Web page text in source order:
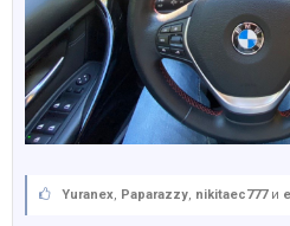
Yuranex, Paparazzy, nikitaec777и